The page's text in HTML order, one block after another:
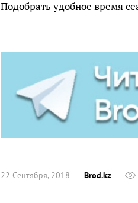
Подобрать удобное время
22 Сентября, 2018 Brod.kz